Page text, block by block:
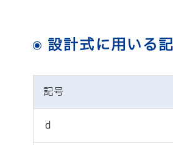
設計式に用いる
記号
ｄ